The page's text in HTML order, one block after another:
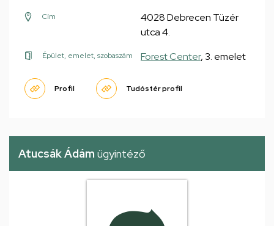
Cím
4028 Debrecen Tüzér
utca 4.
Épület, emelet, szobaszám Forest Center, 3. emelet
Profil Tudóstér profil
Atucsák Ádám ügyintéző